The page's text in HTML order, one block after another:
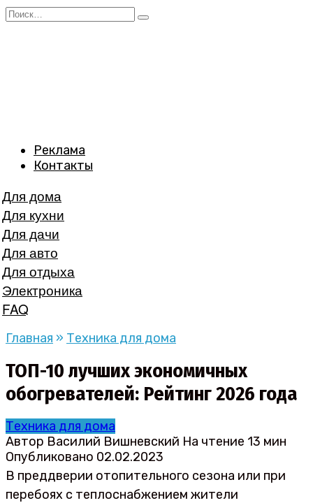
Перейти
Search
Реклама
Контакты
Для дома
Для кухни
Для дачи
Для авто
Для отдыха
Электроника
FAQ
Главная » Техника для дома
ТОП-10 лучших экономичных
обогревателей: Рейтинг 2026 года
Техника для дома
Автор Василий Вишневский На чтение 13 мин
Опубликовано 02.02.2023
В преддверии отопительного сезона или при
перебоях с теплоснабжением жители